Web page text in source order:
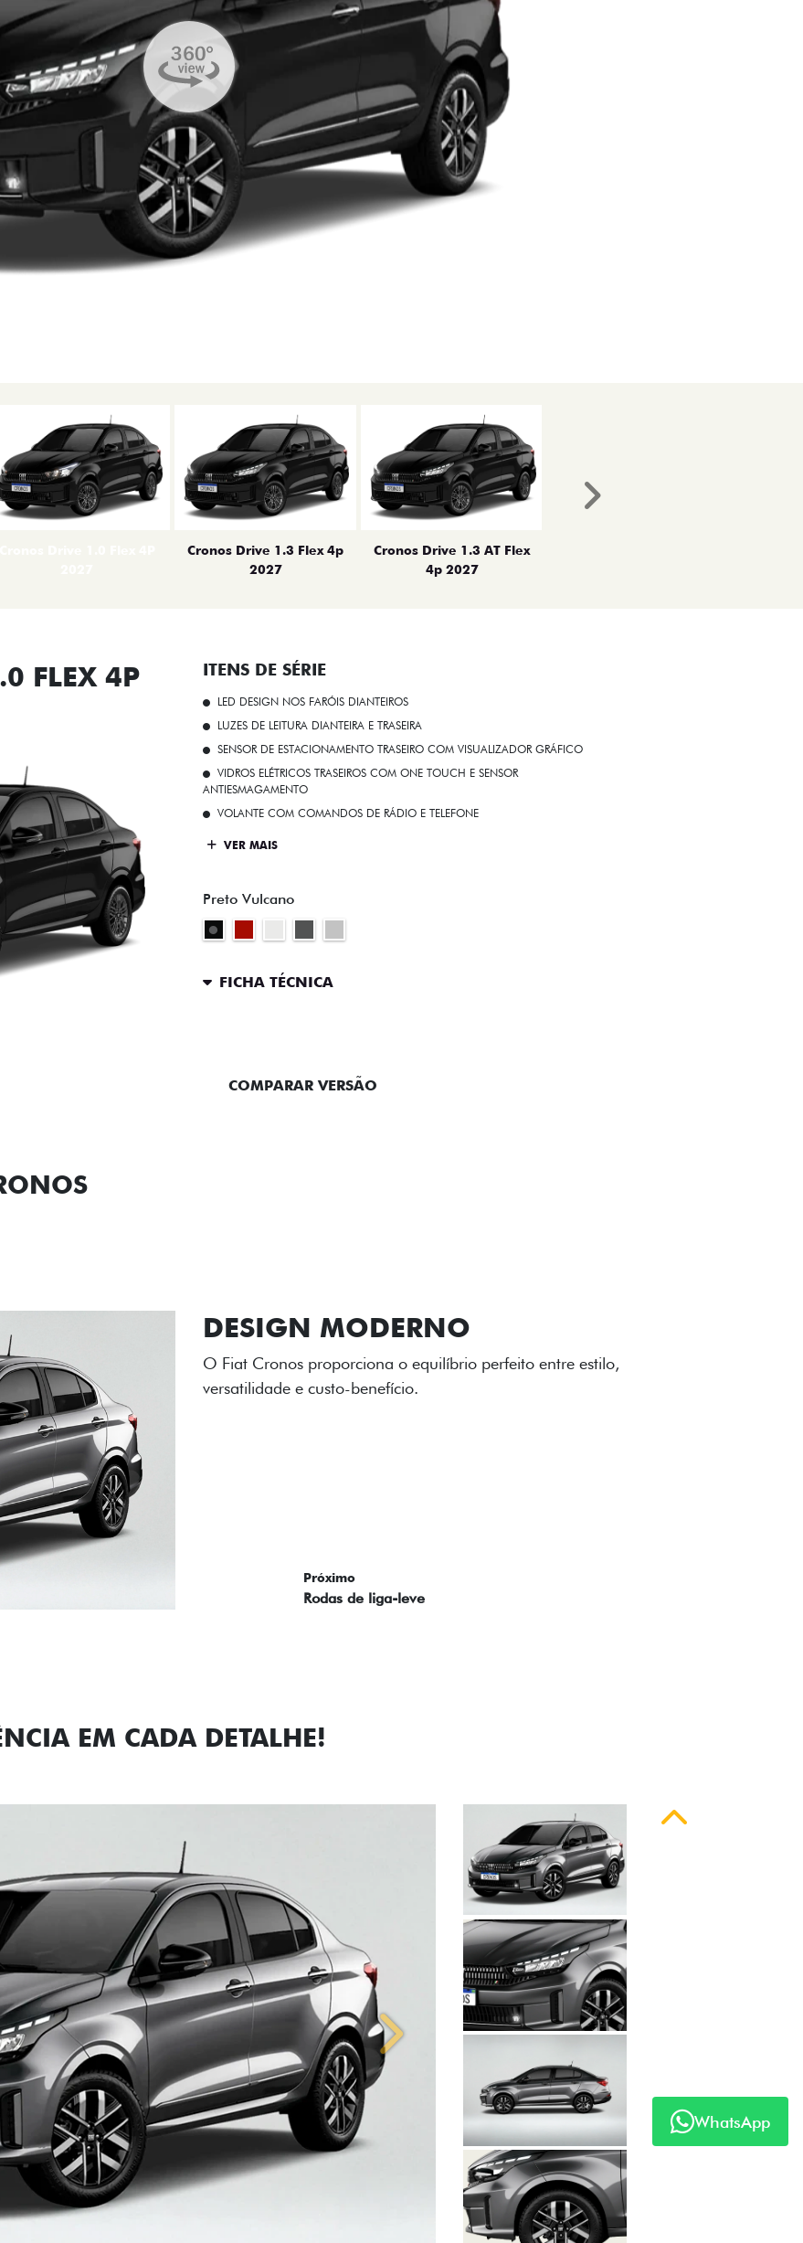
Cronos Drive 1.3 Flex 4p
2027
Cronos Drive 1.3 AT Flex
4p 2027
Próximo
FLEX 4P
ITENS DE SÉRIE
LED DESIGN NOS FARÓIS DIANTEIROS
LUZES DE LEITURA DIANTEIRA E TRASEIRA
SENSOR DE ESTACIONAMENTO TRASEIRO COM VISUALIZADOR GRÁFICO
VIDROS ELÉTRICOS TRASEIROS COM ONE TOUCH E SENSOR
ANTIESMAGAMENTO
VOLANTE COM COMANDOS DE RÁDIO E TELEFONE
VER MAIS
Preto Vulcano
FICHA TÉCNICA
COMPARAR VERSÃO
RODAS DE LIGA-LEVE
As rodas de liga leve com desenho dinâmico e acabamento
diamantado elevam o estilo do Fiat Cronos, trazendo mais
EM CADA DETALHE!
WhatsApp